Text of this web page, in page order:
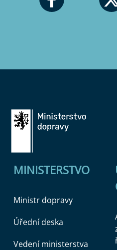
MINISTERSTVO
Ministr dopravy
Úřední deska
Vedení ministerstva